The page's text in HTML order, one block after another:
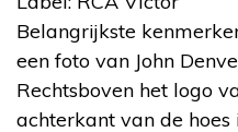
Belangrijkste
een foto van John
Rechtsboven het logo
achterkant van de